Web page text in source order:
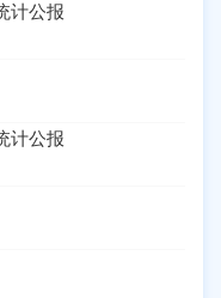
计公报
计公报